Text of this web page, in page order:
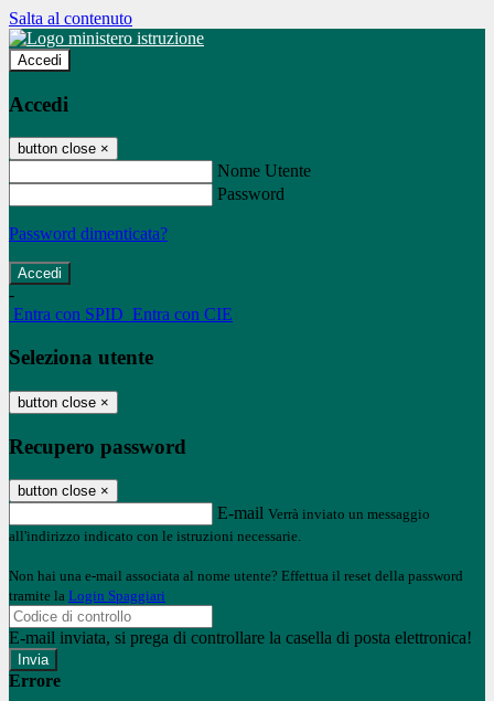
Salta al contenuto
Accedi
Accedi
button close ×
Nome Utente
Password
Password dimenticata?
-
Entra con SPID Entra con CIE
Seleziona utente
button close ×
Recupero password
button close ×
E-mail Verrà inviato un messaggio
all'indirizzo indicato con le istruzioni necessarie.
Non hai una e-mail associata al nome utente? Effettua il reset della password
tramite la Login Spaggiari
E-mail inviata, si prega di controllare la casella di posta elettronica!
Errore